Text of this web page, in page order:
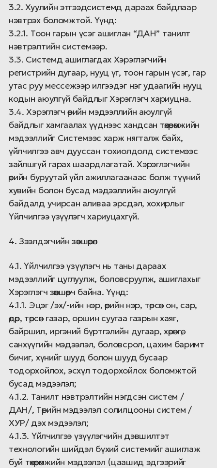
3.2. Хуулийн этгээдсистемд дараах байдлаар
нэвтрэх боломжтой. Үүнд:
3.2.1. Тоон гарын үсэг ашиглан “ДАН” танилт
нэвтрэлтийн системээр.
3.3. Системд ашиглагдах Хэрэглэгчийн
регистрийн дугаар, нууц үг, тоон гарын үсэг, гар
утас руу мессежээр илгээдэг нэг удаагийн нууц
кодын аюулгүй байдлыг Хэрэглэгч хариуцна.
3.4. Хэрэглэгч өөрийн мэдээллийн аюулгүй
байдлыг хамгаалах үүднээс хандсан төхөөрөмжийн
мэдээллийг Системээс харж нягталж байх,
үйлчилгээ авч дууссан тохиолдолд системээс
зайлшгүй гарах шаардлагатай. Хэрэглэгчийн
өөрийн буруутай үйл ажиллагаанаас болж түүний
хувийн болон бусад мэдээллийн аюулгүй
байдалд учирсан аливаа эрсдэл, хохирлыг
Үйлчилгээ үзүүлэгч хариуцахгүй.
4. Зээлдэгчийн зөвшөөрөл
4.1. Үйлчилгээ үзүүлэгч нь таны дараах
мэдээллийг цуглуулж, боловсруулж, ашиглахыг
Хэрэглэгч зөвшөөрч байна. Үүнд:
4.1.1. Эцэг /эх/-ийн нэр, өөрийн нэр, төрсөн он, сар,
өдөр, төрсөн газар, оршин суугаа газрын хаяг,
байршил, иргэний бүртгэлийн дугаар, хөрөнгө,
санхүүгийн мэдээлэл, боловсрол, цахим баримт
бичиг, хүнийг шууд болон шууд бусаар
тодорхойлох, эсхүл тодорхойлох боломжтой
бусад мэдээлэл;
4.1.2. Танилт нэвтрэлтийн нэгдсэн систем /
ДАН/, Төрийн мэдээлэл солилцооны систем /
ХУР/ дэх мэдээлэл;
4.1.3. Үйлчилгээ үзүүлэгчийн дэвшилтэт
технологийн шийдэл бүхий системийг ашиглаж
буй төхөөрөмжийн мэдээлэл (цаашид эдгээрийг